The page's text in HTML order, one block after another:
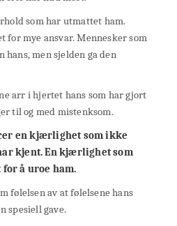
som har utmattet ham.
for mye ansvar. Mennesker som
hans, men sjelden ga den
arr i hjertet hans som har gjort
til og med mistenksom.
en kjærlighet som ikke
kjent. En kjærlighet som
å uroe ham.
følelsen av at følelsene hans
spesiell gave.